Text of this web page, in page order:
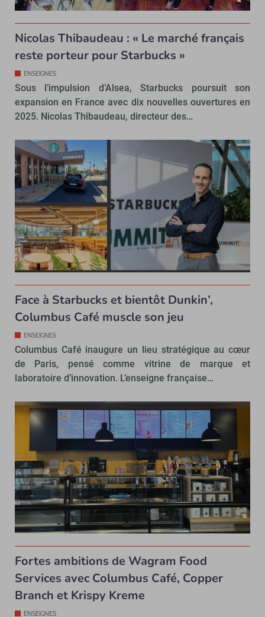
Nicolas Thibaudeau : « Le marché français
reste porteur pour Starbucks »
ENSEIGNES
Sous l’impulsion d’Alsea, Starbucks poursuit son
expansion en France avec dix nouvelles ouvertures en
2025. Nicolas Thibaudeau, directeur des…
Face à Starbucks et bientôt Dunkin’,
Columbus Café muscle son jeu
ENSEIGNES
Columbus Café inaugure un lieu stratégique au cœur
de Paris, pensé comme vitrine de marque et
laboratoire d’innovation. L’enseigne française…
Fortes ambitions de Wagram Food
Services avec Columbus Café, Copper
Branch et Krispy Kreme
ENSEIGNES